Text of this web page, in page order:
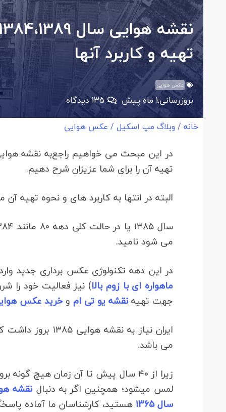
تهیه و کاربرد آنها
عکس هوایی
بروزرسانی:1 ماه پیش 135دیدگاه
خانه / وبلاگ مپ اسکیل / عکس هوایی
تهیه آن را برای شما عزیزان شرح دهیم.
البته در انتها به کاربرد های و نحوه تهیه آن
می شود نامید.
در این دهه تکنولوژی عکس برداری جدید
ماهواره ای با زوم بالا) نیز فعالیت خود را
جهت تهیهنقشه یو تی ام وخرید عکس
ایران نیاز به نقشه هوایی ۱۳۸۵ بروز داشت که این روزها
می باشد.
زیرا از ۴۰ سال پیش تا آن زمان هیچ
لمس میشود؛ همچنین اگر به دنبالنقشه
سال 1365
هستید، کارشناسان ما آماده